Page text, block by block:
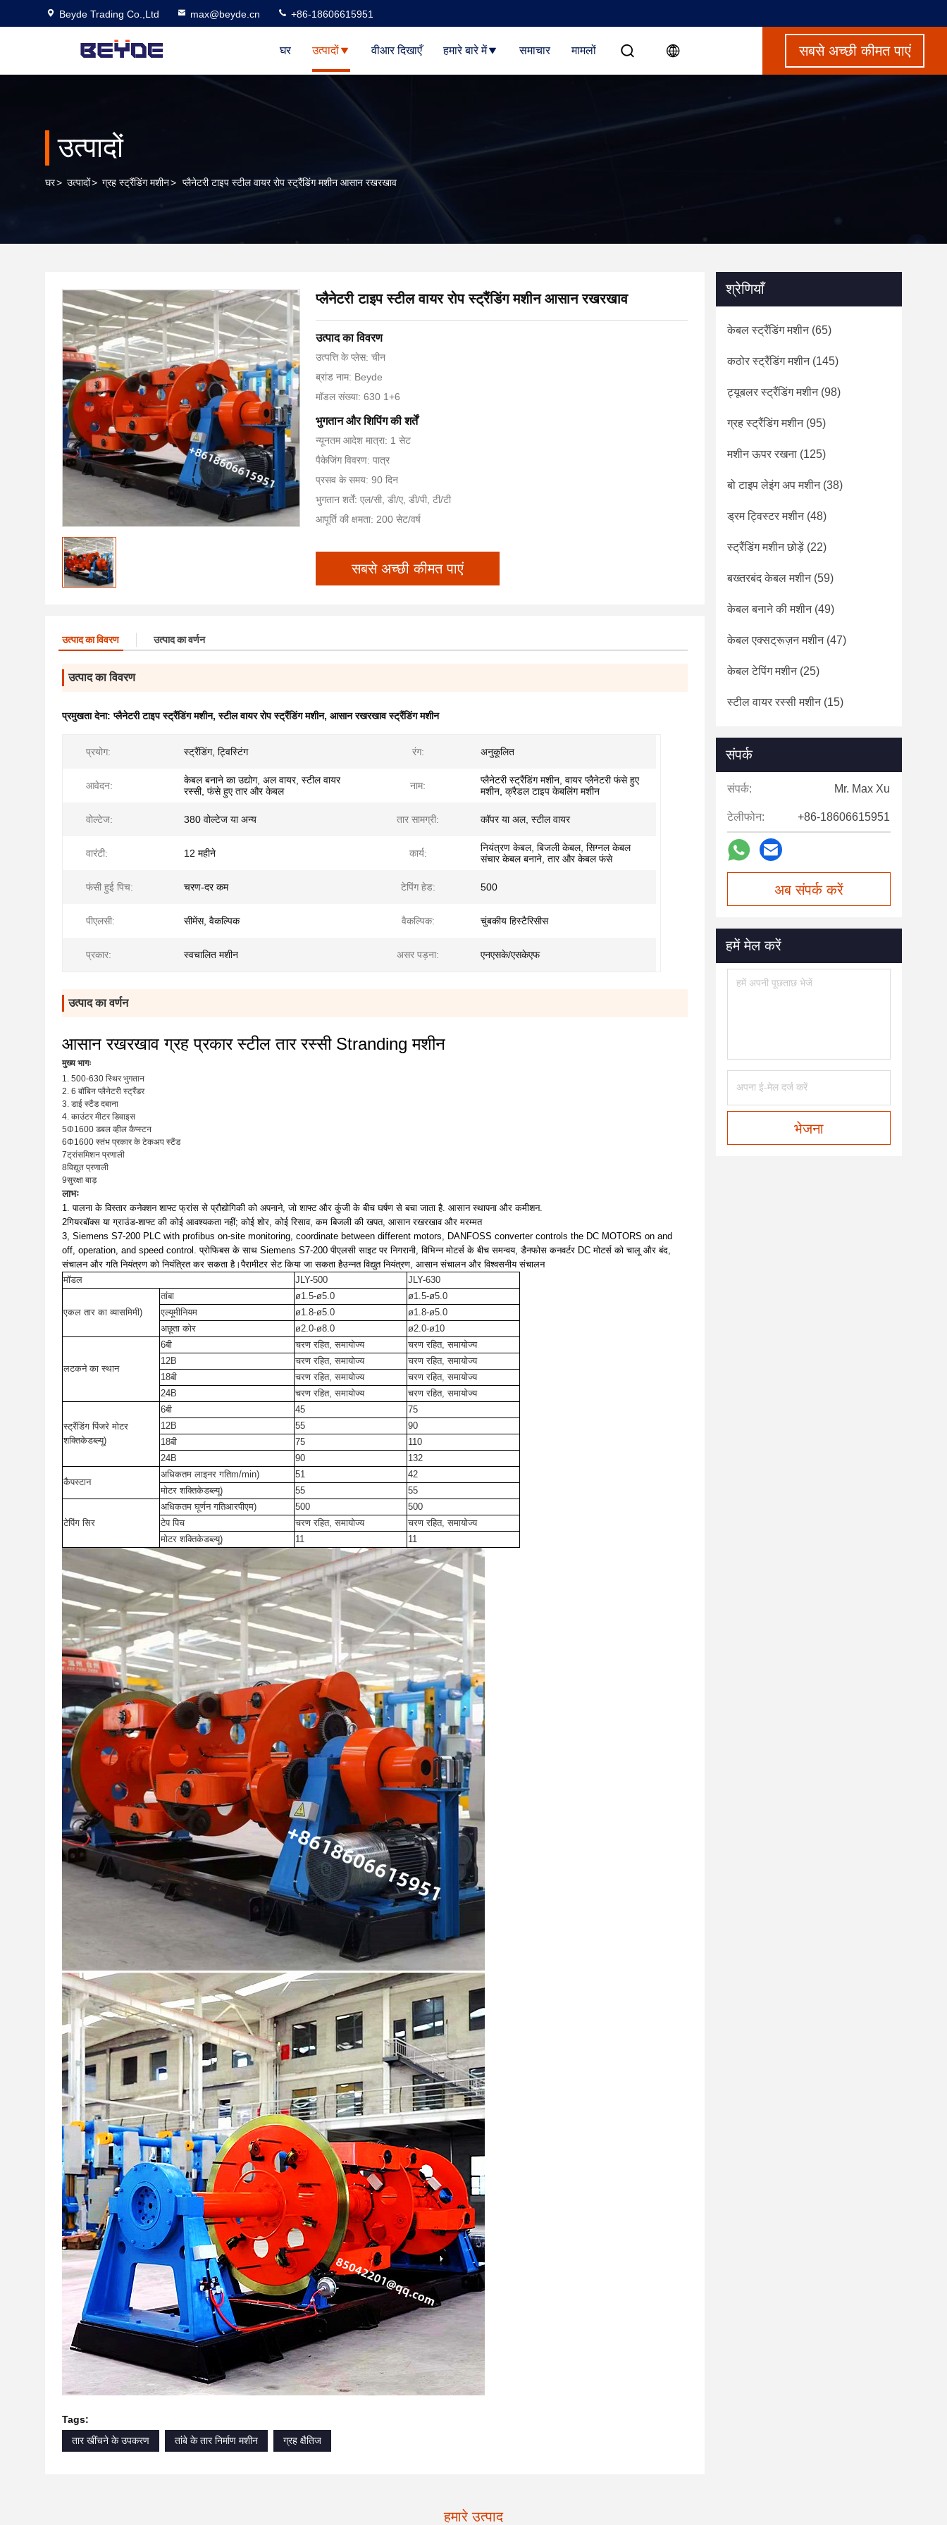
Beyde Trading Co.,Ltd max@beyde.cn +86-18606615951
घर उत्पादों वीआर दिखाएँ हमारे बारे में समाचार मामलों सबसे अच्छी कीमत पाएं
उत्पादों
घर> उत्पादों> ग्रह स्ट्रैंडिंग मशीन> प्लैनेटरी टाइप स्टील वायर रोप स्ट्रैंडिंग मशीन आसान रखरखाव
प्लैनेटरी टाइप स्टील वायर रोप स्ट्रैंडिंग मशीन आसान रखरखाव
उत्पाद का विवरण
उत्पत्ति के प्लेस: चीन
ब्रांड नाम: Beyde
मॉडल संख्या: 630 1+6
भुगतान और शिपिंग की शर्तें
न्यूनतम आदेश मात्रा: 1 सेट
पैकेजिंग विवरण: पात्र
प्रसव के समय: 90 दिन
भुगतान शर्तें: एल/सी, डी/ए, डी/पी, टी/टी
आपूर्ति की क्षमता: 200 सेट/वर्ष
सबसे अच्छी कीमत पाएं
उत्पाद का विवरण उत्पाद का वर्णन
उत्पाद का विवरण
प्रमुखता देना:प्लैनेटरी टाइप स्ट्रैंडिंग मशीन,स्टील वायर रोप स्ट्रैंडिंग मशीन, आसान रखरखाव स्ट्रैंडिंग मशीन
प्रयोग: स्ट्रैंडिंग, ट्विस्टिंग रंग: अनुकूलित
आवेदन:
केबल बनाने का उद्योग, अल वायर, स्टील वायर
रस्सी, फंसे हुए तार और केबल
नाम:
प्लैनेटरी स्ट्रैंडिंग मशीन, वायर प्लैनेटरी फंसे हुए
मशीन, क्रैडल टाइप केबलिंग मशीन
वोल्टेज: 380 वोल्टेज या अन्य तार सामग्री: कॉपर या अल, स्टील वायर
वारंटी: 12 महीने कार्य:
नियंत्रण केबल, बिजली केबल, सिग्नल केबल
संचार केबल बनाने, तार और केबल फंसे
फंसी हुई पिच: चरण-दर कम टेपिंग हेड: 500
पीएलसी: सीमेंस, वैकल्पिक वैकल्पिक: चुंबकीय हिस्टैरिसीस
प्रकार: स्वचालित मशीन असर पड़ना: एनएसके/एसकेएफ
उत्पाद का वर्णन
आसान रखरखाव ग्रह प्रकार स्टील तार रस्सी Stranding मशीन
मुख्य भागः
1. 500-630 स्थिर भुगतान
2. 6 बॉबिन प्लैनेटरी स्ट्रैंडर
3. डाई स्टैंड दबाना
4. काउंटर मीटर डिवाइस
5Φ1600 डबल व्हील कैप्स्टन
6Φ1600 स्तंभ प्रकार के टेकअप स्टैंड
7ट्रांसमिशन प्रणाली
8विद्युत प्रणाली
9सुरक्षा बाड़
लाभः
1. पालना के विस्तार कनेक्शन शाफ्ट फ्रांस से प्रौद्योगिकी को अपनाने, जो शाफ्ट और कुंजी के बीच घर्षण से बचा जाता है. आसान स्थापना और कमीशन.
2गियरबॉक्स या ग्राउंड-शाफ्ट की कोई आवश्यकता नहीं; कोई शोर, कोई रिसाव, कम बिजली की खपत, आसान रखरखाव और मरम्मत
3, Siemens S7-200 PLC with profibus on-site monitoring, coordinate between different motors, DANFOSS converter controls the DC MOTORS on and
off, operation, and speed control. प्रोफिबस के साथ Siemens S7-200 पीएलसी साइट पर निगरानी, विभिन्न मोटर्स के बीच समन्वय, डैनफोस कनवर्टर DC मोटर्स को चालू और बंद,
संचालन और गति नियंत्रण को नियंत्रित कर सकता है।पैरामीटर सेट किया जा सकता हैउन्नत विद्युत नियंत्रण, आसान संचालन और विश्वसनीय संचालन
मॉडल
JLY-500 JLY-630
एकल तार का व्यासमिमी)
तांबा ø1.5-ø5.0 ø1.5-ø5.0
एल्यूमीनियम
ø1.8-ø5.0 ø1.8-ø5.0
अछूता कोर
ø2.0-ø8.0 ø2.0-ø10
लटकने का स्थान
6बी चरण रहित, समायोज्य
चरण रहित, समायोज्य
12B
चरण रहित, समायोज्य
चरण रहित, समायोज्य
18बी
चरण रहित, समायोज्य
चरण रहित, समायोज्य
24B
चरण रहित, समायोज्य चरण रहित, समायोज्य
स्ट्रैंडिंग पिंजरे मोटर
शक्तिकेडब्ल्यू)
6बी 45
75
12B
55
90
18बी
75
110
24B
90 132
कैपस्टान
अधिकतम लाइनर गतिm/min) 51
42
मोटर शक्तिकेडब्ल्यू) 55 55
टेपिंग सिर
अधिकतम घूर्णन गतिआरपीएम) 500
500
टेप पिच
चरण रहित, समायोज्य
चरण रहित, समायोज्य
मोटर शक्तिकेडब्ल्यू) 11 11
Tags:
तार खींचने के उपकरण
तांबे के तार निर्माण मशीन ग्रह क्षैतिज
श्रेणियाँ
केबल स्ट्रैंडिंग मशीन(65)
कठोर स्ट्रैंडिंग मशीन(145)
ट्यूबलर स्ट्रैंडिंग मशीन(98)
ग्रह स्ट्रैंडिंग मशीन(95)
मशीन ऊपर रखना (125)
बो टाइप लेइंग अप मशीन(38)
ड्रम ट्विस्टर मशीन(48)
स्ट्रैंडिंग मशीन छोड़ें (22)
बख्तरबंद केबल मशीन(59)
केबल बनाने की मशीन(49)
केबल एक्सट्रूज़न मशीन(47)
केबल टेपिंग मशीन(25)
स्टील वायर रस्सी मशीन(15)
संपर्क
संपर्क: Mr. Max Xu
टेलीफोन: +86-18606615951
अब संपर्क करें
हमें मेल करें
भेजना
हमारे उत्पाद